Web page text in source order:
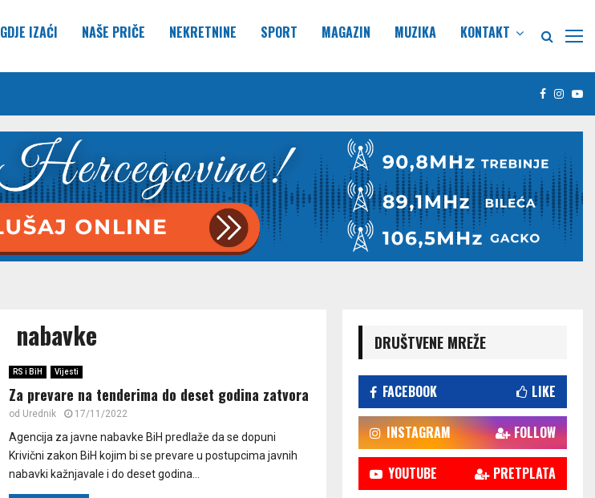
GDJE IZAĆI NAŠE PRIČE NEKRETNINE SPORT MAGAZIN MUZIKA KONTAKT
Facebook
nabavke
RS i BiH Vijesti
Za prevare na tenderima do deset godina zatvora
od Urednik 17/11/2022
Agencija za javne nabavke BiH predlaže da se dopuni
Krivični zakon BiH kojim bi se prevare u postupcima javnih
nabavki kažnjavale i do deset godina...
DRUŠTVENE MREŽE
FACEBOOK LIKE
INSTAGRAM FOLLOW
YOUTUBE PRETPLATA